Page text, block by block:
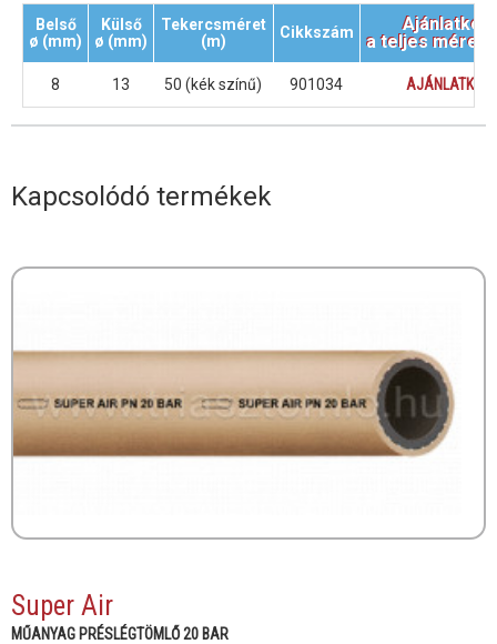
Belső
ø (mm)
Külső
ø (mm)
Tekercsméret
(m)
Cikkszám
a teljes
8 13 50 (kék színű) 901034
Kapcsolódó termékek
Super Air
MŰANYAG PRÉSLÉGTÖMLŐ 20 BAR